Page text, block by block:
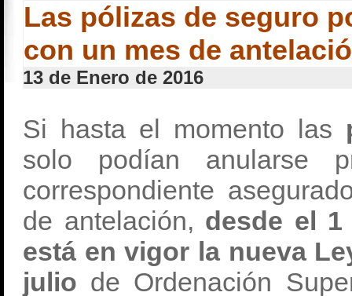
Las pólizas de seguro
con un mes de
13 de Enero de 2016
Si hasta el momento las
solo podían anularse
correspondiente
de antelación, desde el 1
está en vigor la nueva
julio de Ordenación